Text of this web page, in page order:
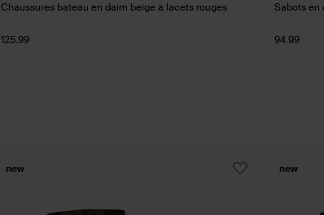
Chaussures bateau en daim beige à lacets rouges
125.99
Sabots en
94.99
new new